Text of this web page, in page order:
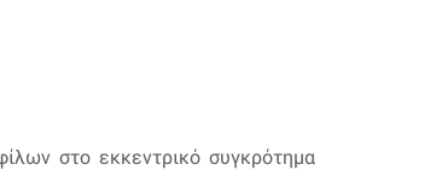
στο εκκεντρικό συγκρότημα